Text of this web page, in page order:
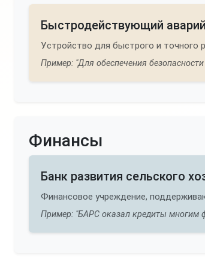
Быстродействующий
Устройство для быстрого и точного
Пример: "Для обеспечения
Финансы
Банк развития сельского
Финансовое учреждение,
Пример: "БАРС оказал кредиты многим